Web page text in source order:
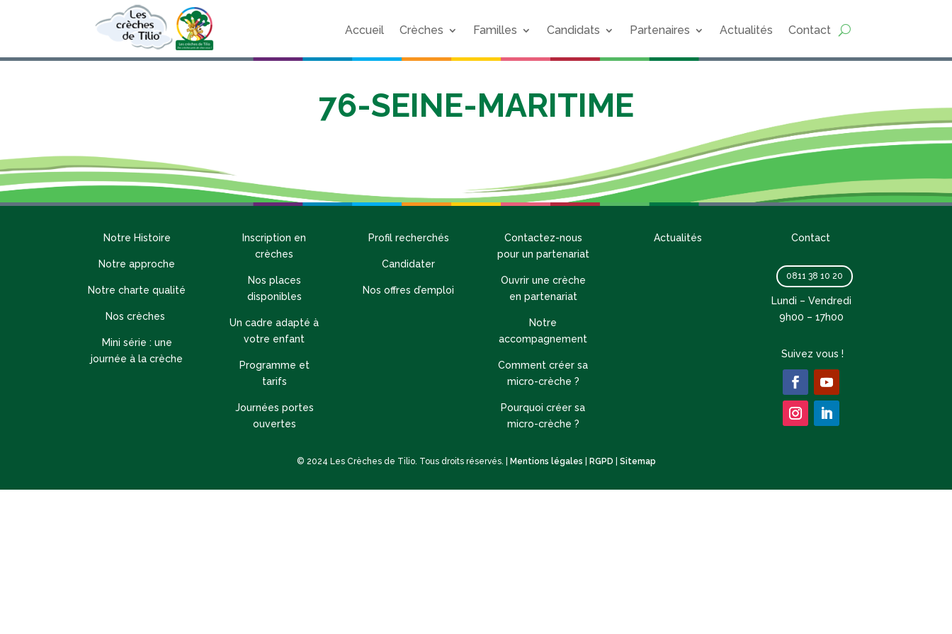
Accueil Crèches Familles Candidats Partenaires Actualités Contact
76-SEINE-MARITIME
Notre Histoire
Notre approche
Notre charte qualité
Nos crèches
Mini série : une
journée à la crèche
Inscription en
crèches
Nos places
disponibles
Un cadre adapté à
votre enfant
Programme et
tarifs
Journées portes
ouvertes
Profil recherchés
Candidater
Nos offres d’emploi
Contactez-nous
pour un partenariat
Ouvrir une crèche
en partenariat
Notre
accompagnement
Comment créer sa
micro-crèche ?
Pourquoi créer sa
micro-crèche ?
Actualités Contact
0811 38 10 20
Lundi – Vendredi
9h00 – 17h00
Suivez vous !
© 2024 Les Crèches de Tilio. Tous droits réservés. | Mentions légales RGPD Sitemap